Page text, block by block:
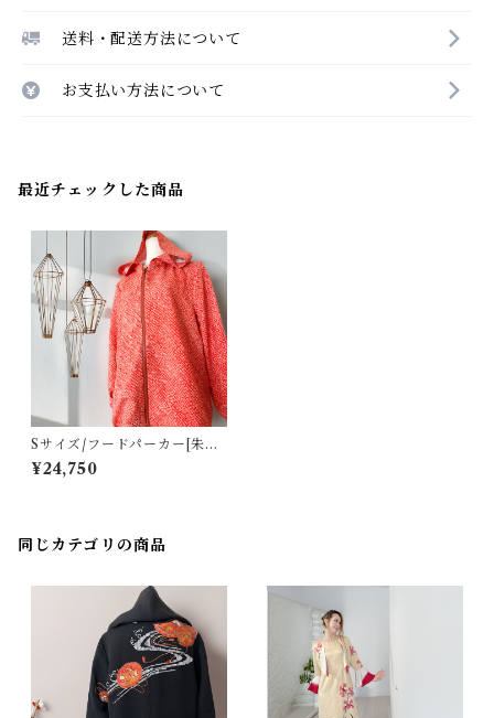
送料・配送方法について
お支払い方法について
最近チェックした商品
Sサイズ/フードパーカー[朱色
総絞り羽織]
¥24,750
同じカテゴリの商品